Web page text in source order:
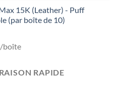
15K (Leather) - Puff
(par boîte de 10)
/boîte
RAPIDE